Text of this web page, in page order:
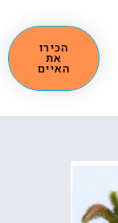
הכירו
את
האיים